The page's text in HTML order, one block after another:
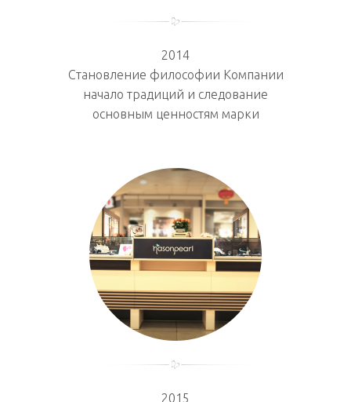
2014
Становление философии Компании
начало традиций и следование
основным ценностям марки
2015